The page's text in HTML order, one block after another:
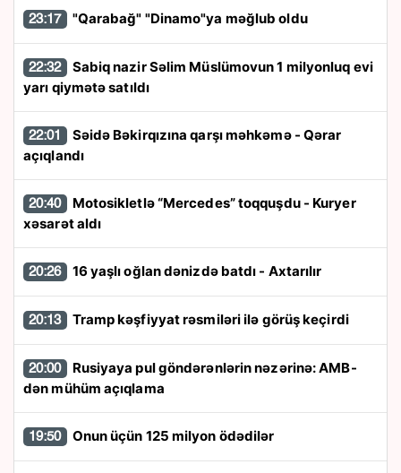
23:17 "Qarabağ" "Dinamo"ya məğlub oldu
22:32
yarı qiymətə satıldı
22:01
açıqlandı
20:40
xəsarət aldı
20:26 16 yaşlı oğlan dənizdə batdı - Axtarılır
20:13 Tramp kəşfiyyat rəsmiləri ilə görüş keçirdi
20:00
dən mühüm açıqlama
19:50 Onun üçün 125 milyon ödədilər